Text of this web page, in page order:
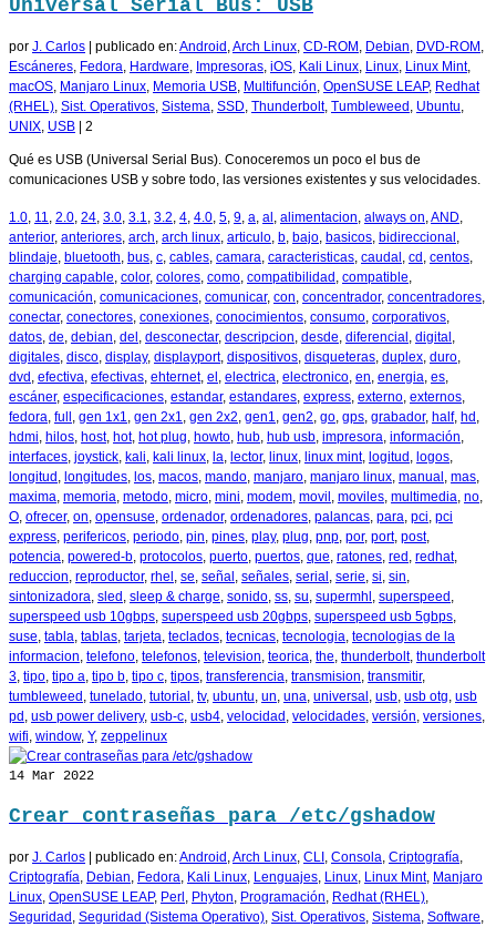
Universal Serial Bus: USB
por J. Carlos publicado en:Android ,Arch Linux, CD-ROM , Debian, DVD-ROM ,
Escáneres, Fedora, Hardware, Impresoras, iOS, Kali Linux, Linux, Linux Mint,
macOS, Manjaro Linux, Memoria USB, Multifunción, OpenSUSE LEAP, Redhat
(RHEL), Sist. Operativos, Sistema, SSD, Thunderbolt, Tumbleweed , Ubuntu,
UNIX, USB 2
Qué es USB (Universal Serial Bus). Conoceremos un poco el bus de
comunicaciones USB y sobre todo, las versiones existentes y sus velocidades.
1.0, 11, 2.0, 24, 3.0, 3.1, 3.2, 4, 4.0, 5, 9, a, al , alimentacion, always on,AND,
anterior, anteriores, arch, arch linux, articulo, b, bajo, basicos, bidireccional ,
blindaje, bluetooth, bus, c, cables, camara, caracteristicas, caudal , cd , centos,
charging capable, color, colores, como, compatibilidad , compatible,
comunicación, comunicaciones, comunicar, con, concentrador, concentradores,
conectar, conectores, conexiones, conocimientos, consumo, corporativos,
datos, de, debian, del , desconectar, descripcion, desde, diferencial , digital ,
digitales, disco, display, displayport, dispositivos, disqueteras, duplex, duro,
dvd , efectiva, efectivas, ehternet, el , electrica, electronico, en, energia, es,
escáner, especificaciones, estandar, estandares, express, externo, externos,
fedora, full , gen 1x1, gen 2x1, gen 2x2, gen1, gen2, go, gps, grabador, half, hd ,
hdmi, hilos, host, hot, hot plug, howto, hub, hub usb, impresora, información,
interfaces, joystick, kali, kali linux, la, lector, linux, linux mint, logitud , logos,
longitud , longitudes, los, macos, mando, manjaro, manjaro linux, manual , mas,
maxima, memoria, metodo, micro, mini, modem, movil , moviles, multimedia, no,
O, ofrecer, on, opensuse, ordenador, ordenadores, palancas, para, pci, pci
express, perifericos, periodo, pin, pines, play, plug, pnp, por, port, post,
potencia, powered-b, protocolos, puerto, puertos, que, ratones, red , redhat,
reduccion, reproductor, rhel , se, señal , señales, serial , serie, si, sin,
sintonizadora, sled , sleep & charge, sonido, ss, su, supermhl , superspeed ,
superspeed usb 10gbps, superspeed usb 20gbps, superspeed usb 5gbps,
suse, tabla, tablas, tarjeta, teclados, tecnicas, tecnologia, tecnologias de la
informacion, telefono, telefonos, television, teorica, the, thunderbolt, thunderbolt
3, tipo, tipo a, tipo b, tipo c, tipos, transferencia, transmision, transmitir,
tumbleweed , tunelado, tutorial , tv, ubuntu, un, una, universal , usb, usb otg, usb
pd , usb power delivery, usb-c, usb4, velocidad , velocidades, versión, versiones,
wifi, window, Y, zeppelinux
14 Mar 2022
Crear contraseñas para /etc/gshadow
por J. Carlos publicado en:Android ,Arch Linux, CLI , Consola, Criptografía,
Criptografía, Debian, Fedora, Kali Linux, Lenguajes, Linux, Linux Mint, Manjaro
Linux, OpenSUSE LEAP, Perl , Phyton, Programación, Redhat (RHEL),
Seguridad , Seguridad (Sistema Operativo), Sist. Operativos, Sistema, Software,